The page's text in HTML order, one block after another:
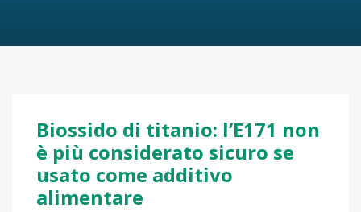
Biossido di titanio: l’E171 non
è più considerato sicuro se
usato come additivo
alimentare